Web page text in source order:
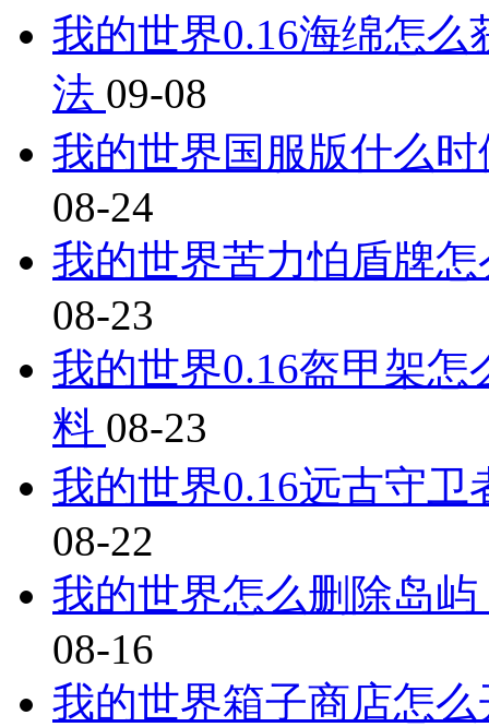
我的世界0.16海绵怎么
法 09-08
我的世界国服版什么
08-24
我的世界苦力怕盾牌
08-23
我的世界0.16盔甲架
料 08-23
我的世界0.16远古守
08-22
我的世界怎么删除岛
08-16
我的世界箱子商店怎